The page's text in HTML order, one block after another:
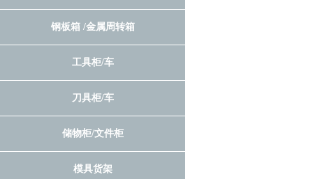
钢板箱 /金属周转箱
工具柜/车
刀具柜/车
储物柜/文件柜
模具货架